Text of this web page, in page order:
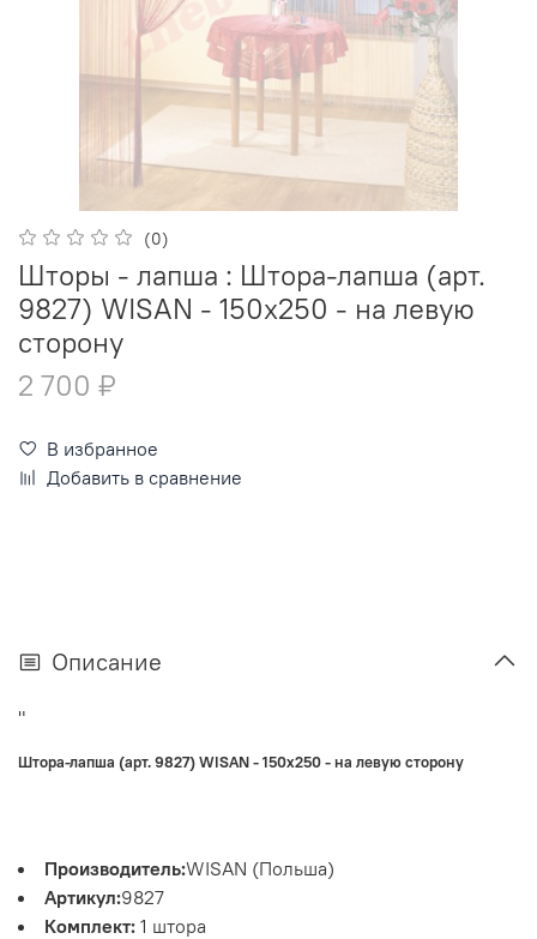
(0)
Шторы - лапша : Штора-лапша (арт.
9827) WISAN - 150х250 - на левую
сторону
2 700 ₽
В избранное
Добавить в сравнение
Описание
"
Штора-лапша (арт. 9827) WISAN - 150х250 - на левую сторону
Производитель:WISAN (Польша)
Артикул:9827
Комплект: 1 штора